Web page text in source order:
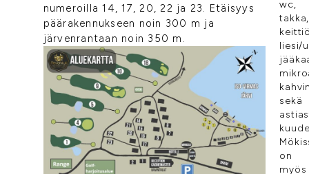
numeroilla 14, 17, 20, 22 ja 23. Etäisyys
päärakennukseen noin 300 m ja
järvenrantaan noin 350 m.
wc,
takka,
liesi/
sekä
on
myös